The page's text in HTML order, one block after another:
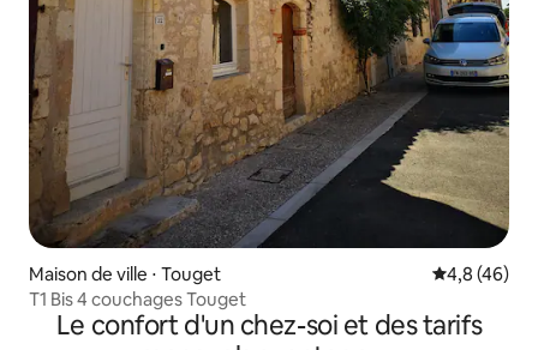
Maison de ville ⋅ Touget Évaluation
4,8 (46)
T1 Bis 4 couchages Touget
Le confort d'un chez-soi et des tarifs